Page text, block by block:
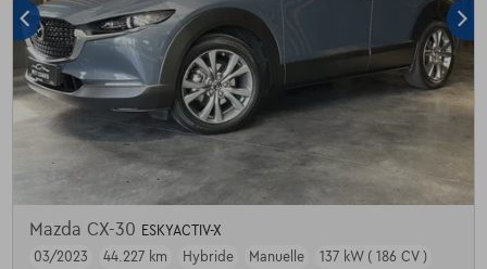
Mazda CX-30 ESKYACTIV-X
03/2023
44.227 km Hybride Manuelle 137 kW ( 186 CV )